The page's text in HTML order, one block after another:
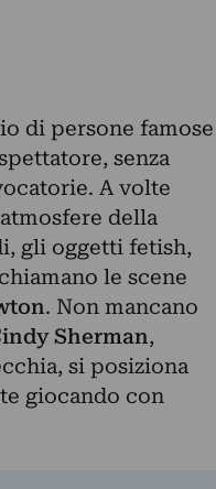
di persone famose
senza
A volte
della
gli oggetti fetish,
le scene
. Non mancano
Sherman,
si posiziona
giocando con